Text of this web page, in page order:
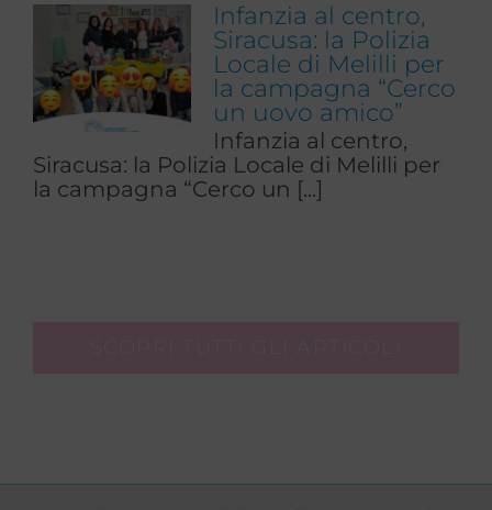
Infanzia al centro,
Siracusa: la Polizia
Locale di Melilli per
la campagna “Cerco
un uovo amico”
Infanzia al centro,
Siracusa: la Polizia Locale di Melilli per
la campagna “Cerco un [...]